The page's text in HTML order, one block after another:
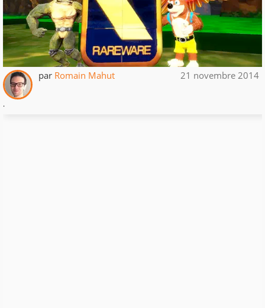
par Romain Mahut 21 novembre 2014
.